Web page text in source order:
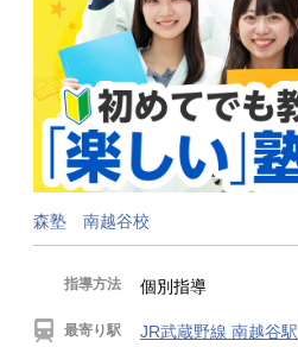
森塾 南越谷校
指導方法 個別指導
最寄り駅
JR武蔵野線 南越谷駅